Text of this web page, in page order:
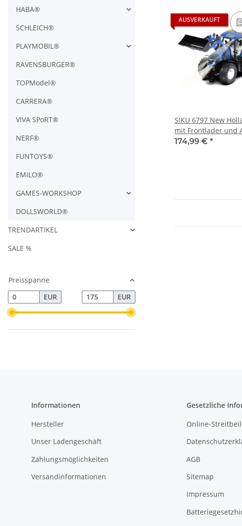
AUSVERKAUFT
SIKU 6797 New
mit Frontlader und
Steuerung
174,99 € *
HABA®
SCHLEICH®
PLAYMOBIL®
RAVENSBURGER®
TOPModel®
CARRERA®
VIVA SPoRT®
NERF®
FUNTOYS®
EMILO®
GAMES-WORKSHOP
DOLLSWORLD®
TRENDARTIKEL
SALE %
Preisspanne
EUR
EUR
Informationen
Hersteller
Unser Ladengeschäft
Zahlungsmöglichkeiten
Versandinformationen
Gesetzliche
Online-
AGB
Sitemap
Impressum